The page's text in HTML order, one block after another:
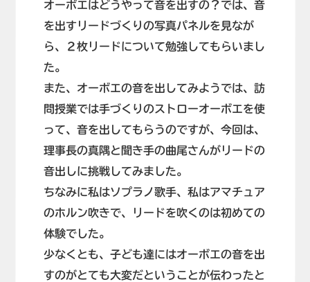
オーボエはどうやって音を出すの？では、音
を出すリードづくりの写真パネルを見なが
ら、２枚リードについて勉強してもらいまし
た。
また、オーボエの音を出してみようでは、訪
問授業では手づくりのストローオーボエを使
って、音を出してもらうのですが、今回は、
理事長の真隅と聞き手の曲尾さんがリードの
音出しに挑戦してみました。
ちなみに私はソプラノ歌手、私はアマチュア
のホルン吹きで、リードを吹くのは初めての
体験でした。
少なくとも、子ども達にはオーボエの音を出
すのがとても大変だということが伝わったと